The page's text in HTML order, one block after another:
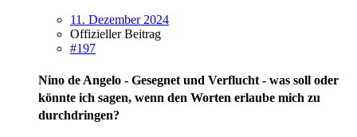
11. Dezember 2024
Offizieller Beitrag
#197
Nino de Angelo - Gesegnet und Verflucht - was soll oder
könnte ich sagen, wenn den Worten erlaube mich zu
durchdringen?